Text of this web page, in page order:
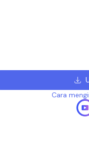
Cara